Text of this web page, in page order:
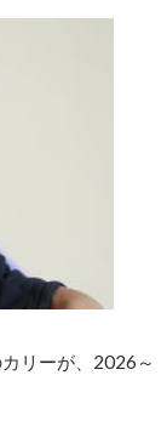
リーが、2026～